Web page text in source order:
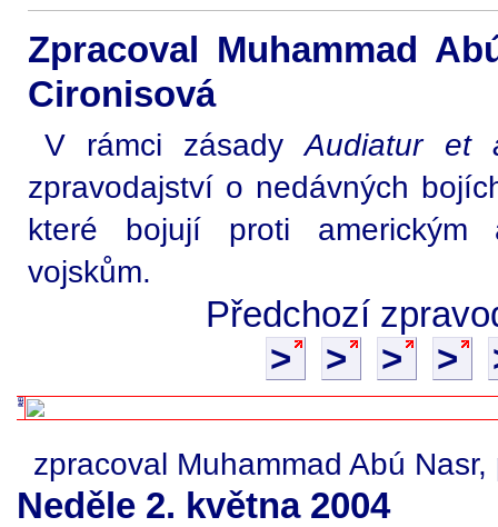
Zpracoval Muhammad
Cironisová
V rámci zásadyAudiatur et
zpravodajství o nedávných
které bojují proti americkým
vojskům.
Předchozí
>
> > >
zpracoval Muhammad Abú
Neděle 2. května 2004